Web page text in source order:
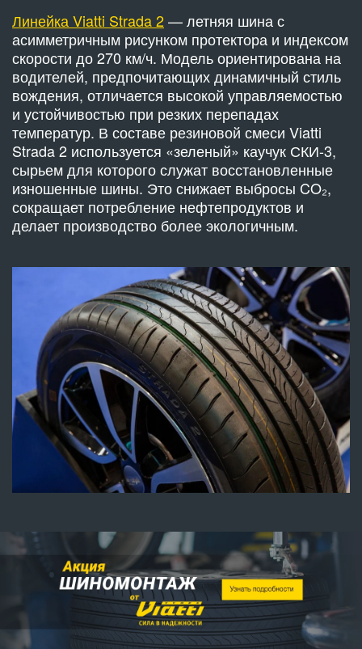
Линейка Viatti Strada 2— летняя шина с
асимметричным рисунком протектора и индексом
скорости до 270 км/ч. Модель ориентирована на
водителей, предпочитающих динамичный стиль
вождения, отличается высокой управляемостью
и устойчивостью при резких перепадах
температур. В составе резиновой смеси Viatti
Strada 2 используется «зеленый» каучук СКИ-3,
сырьем для которого служат восстановленные
изношенные шины. Это снижает выбросы CO₂,
сокращает потребление нефтепродуктов и
делает производство более экологичным.